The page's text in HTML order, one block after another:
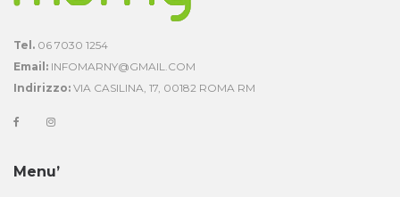
Tel. 06 7030 1254
Email: INFOMARNY@GMAIL.COM
Indirizzo: VIA CASILINA, 17, 00182 ROMA RM
Menu’